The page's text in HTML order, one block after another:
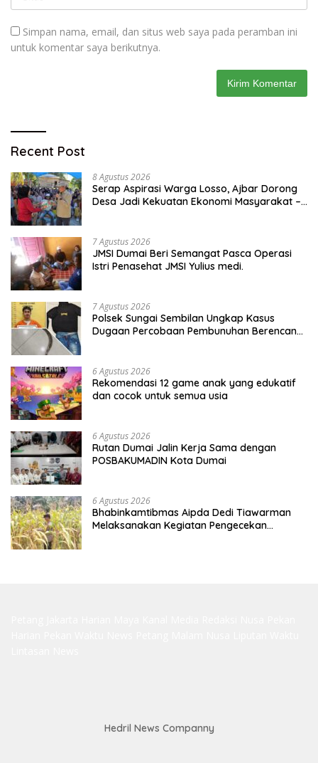
Simpan nama, email, dan situs web saya pada peramban ini
untuk komentar saya berikutnya.
Recent Post
8 Agustus 2026
Serap Aspirasi Warga Losso, Ajbar Dorong
Desa Jadi Kekuatan Ekonomi Masyarakat –
7 Agustus 2026
JMSI Dumai Beri Semangat Pasca Operasi
Istri Penasehat JMSI Yulius medi.
7 Agustus 2026
Polsek Sungai Sembilan Ungkap Kasus
Dugaan Percobaan Pembunuhan Berencana,
6 Agustus 2026
Rekomendasi 12 game anak yang edukatif
dan cocok untuk semua usia
6 Agustus 2026
Rutan Dumai Jalin Kerja Sama dengan
POSBAKUMADIN Kota Dumai
6 Agustus 2026
Bhabinkamtibmas Aipda Dedi Tiawarman
Melaksanakan Kegiatan Pengecekan
Hedril News Companny